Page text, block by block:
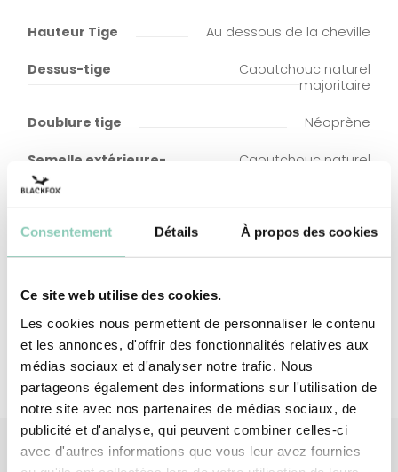
Consentement Détails À propos des cookies
Ce site web utilise des cookies.
Les cookies nous permettent de personnaliser le contenu
et les annonces, d'offrir des fonctionnalités relatives aux
médias sociaux et d'analyser notre trafic. Nous
partageons également des informations sur l'utilisation de
notre site avec nos partenaires de médias sociaux, de
publicité et d'analyse, qui peuvent combiner celles-ci
avec d'autres informations que vous leur avez fournies
Hauteur Tige Au dessous de la cheville
Dessus-tige
Caoutchouc naturel
majoritaire
Doublure tige Néoprène
Semelle extérieure-
talon
Caoutchouc naturel
Semelle intérieure
Caoutchouc synthétique
(à base d'EVA)